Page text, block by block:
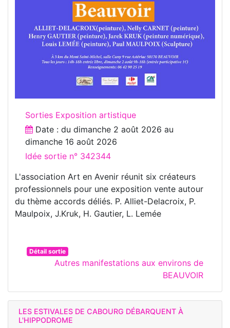
Sorties Exposition artistique
Date : du dimanche 2 août 2026 au
dimanche 16 août 2026
Idée sortie n° 342344
L'association Art en Avenir réunit six créateurs
professionnels pour une exposition vente autour
du thème accords déliés. P. Alliet-Delacroix, P.
Maulpoix, J.Kruk, H. Gautier, L. Lemée
Détail sortie
Autres manifestations aux environs de
BEAUVOIR
LES ESTIVALES DE CABOURG DÉBARQUENT À
L'HIPPODROME